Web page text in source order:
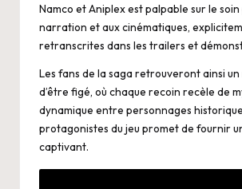
Namco et Aniplex est palpable sur le
narration et aux cinématiques,
retranscrites dans les trailers et
Les fans de la saga retrouveront ainsi un
d’être figé, où chaque recoin recèle de
dynamique entre personnages
protagonistes du jeu promet de fournir
captivant.